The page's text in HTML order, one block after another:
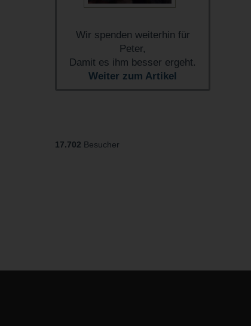
Wir spenden weiterhin für
Peter,
Damit es ihm besser ergeht.
Weiter zum Artikel
17.702 Besucher